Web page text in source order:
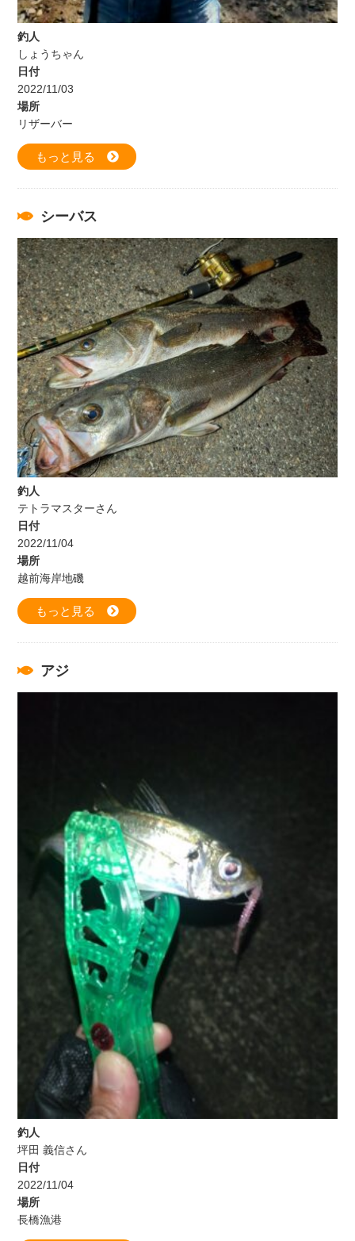
釣人
しょうちゃん
日付
2022/11/03
場所
リザーバー
もっと見る
シーバス
釣人
テトラマスターさん
日付
2022/11/04
場所
越前海岸地磯
もっと見る
アジ
釣人
坪田 義信さん
日付
2022/11/04
場所
長橋漁港